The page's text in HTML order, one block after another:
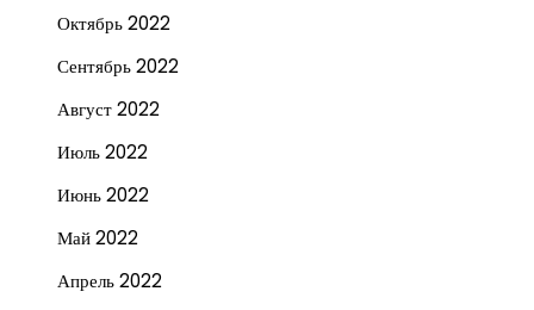
Октябрь 2022
Сентябрь 2022
Август 2022
Июль 2022
Июнь 2022
Май 2022
Апрель 2022